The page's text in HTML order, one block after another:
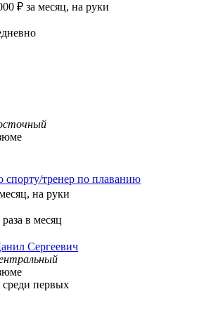
₽ за месяц, на руки
спорту/тренер по плаванию
на руки
в месяц
Сергеевич
первых